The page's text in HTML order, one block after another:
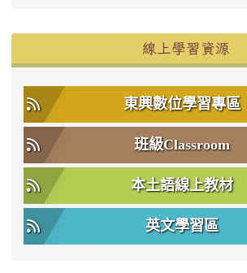
線上學習資源
東興數位學習專區
班級Classroom
本土語線上教材
英文學習區